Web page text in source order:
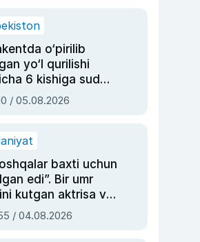
o‘pirilib
yo‘l qurilishi
6 kishiga sud
o‘qildi
/ 05.08.2026
baxti uchun
edi”. Bir umr
kutgan aktrisa va
ustasi Rimma
/ 04.08.2026